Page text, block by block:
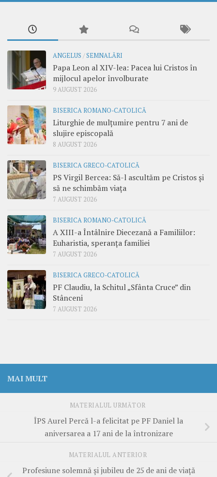
ANGELUS /SEMNALĂRI
Papa Leon al XIV-lea: Pacea lui Cristos în
mijlocul apelor învolburate
9 AUGUST 2026
BISERICA ROMANO-CATOLICĂ
Liturghie de mulțumire pentru 7 ani de
slujire episcopală
8 AUGUST 2026
BISERICA GRECO-CATOLICĂ
PS Virgil Bercea: Să-l ascultăm pe Cristos și
să ne schimbăm viața
7 AUGUST 2026
BISERICA ROMANO-CATOLICĂ
A XIII-a Întâlnire Diecezană a Familiilor:
Euharistia, speranța familiei
7 AUGUST 2026
BISERICA GRECO-CATOLICĂ
PF Claudiu, la Schitul „Sfânta Cruce” din
Stânceni
7 AUGUST 2026
MAI MULT
MATERIALUL URMĂTOR
ÎPS Aurel Percă l-a felicitat pe PF Daniel la
aniversarea a 17 ani de la întronizare
MATERIALUL ANTERIOR
Profesiune solemnă și jubileu de 25 de ani de viață